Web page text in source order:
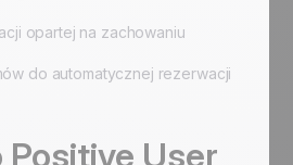
opartej na zachowaniu
do automatycznej rezerwacji
Positive User